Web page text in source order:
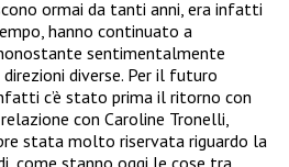
ormai da tanti anni, era infatti
hanno continuato a
sentimentalmente
diverse. Per il futuro
c’è stato prima il ritorno con
con Caroline Tronelli,
stata molto riservata riguardo la
come stanno oggi le cose tra